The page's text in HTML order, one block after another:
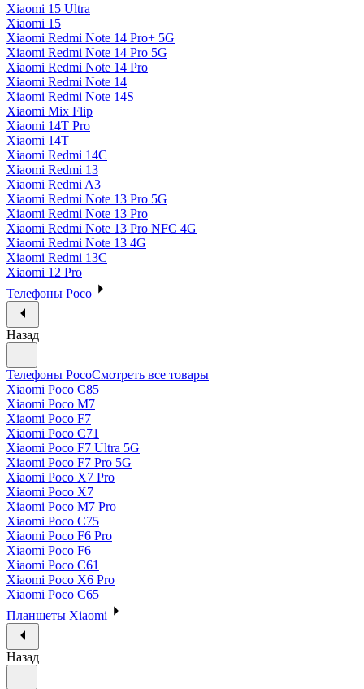
Xiaomi 15 Ultra
Xiaomi 15
Xiaomi Redmi Note 14 Pro+ 5G
Xiaomi Redmi Note 14 Pro 5G
Xiaomi Redmi Note 14 Pro
Xiaomi Redmi Note 14
Xiaomi Redmi Note 14S
Xiaomi Mix Flip
Xiaomi 14T Pro
Xiaomi 14T
Xiaomi Redmi 14C
Xiaomi Redmi 13
Xiaomi Redmi A3
Xiaomi Redmi Note 13 Pro 5G
Xiaomi Redmi Note 13 Pro
Xiaomi Redmi Note 13 Pro NFC 4G
Xiaomi Redmi Note 13 4G
Xiaomi Redmi 13C
Xiaomi 12 Pro
Телефоны Poco
Назад
Телефоны PocoСмотреть все товары
Xiaomi Poco C85
Xiaomi Poco M7
Xiaomi Poco F7
Xiaomi Poco C71
Xiaomi Poco F7 Ultra 5G
Xiaomi Poco F7 Pro 5G
Xiaomi Poco X7 Pro
Xiaomi Poco X7
Xiaomi Poco M7 Pro
Xiaomi Poco C75
Xiaomi Poco F6 Pro
Xiaomi Poco F6
Xiaomi Poco C61
Xiaomi Poco X6 Pro
Xiaomi Poco C65
Планшеты Xiaomi
Назад